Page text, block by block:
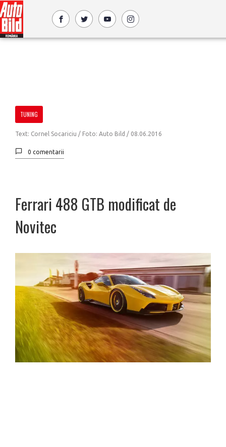
TUNING
Text: Cornel Socariciu / Foto: Auto Bild / 08.06.2016
0 comentarii
Ferrari 488 GTB modificat de
Novitec